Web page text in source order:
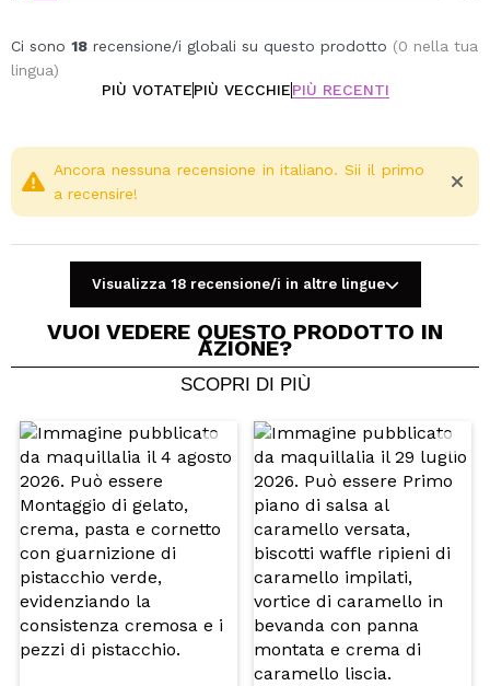
Ci sono 18 recensione/i globali su questo prodotto (0 nella tua
lingua)
PIÙ VOTATEPIÙ VECCHIEPIÙ RECENTI
Condividi un video o una foto
Il tuo video potrebbe essere il primo. Immaginalo...
Consiglieresti questo acquisto? Si No
INVIA
Ancora nessuna recensione in italiano. Sii il primo
a recensire!
Visualizza 18 recensione/i in altre lingue
VUOI VEDERE QUESTO PRODOTTO IN
AZIONE?
SCOPRI DI PIÙ